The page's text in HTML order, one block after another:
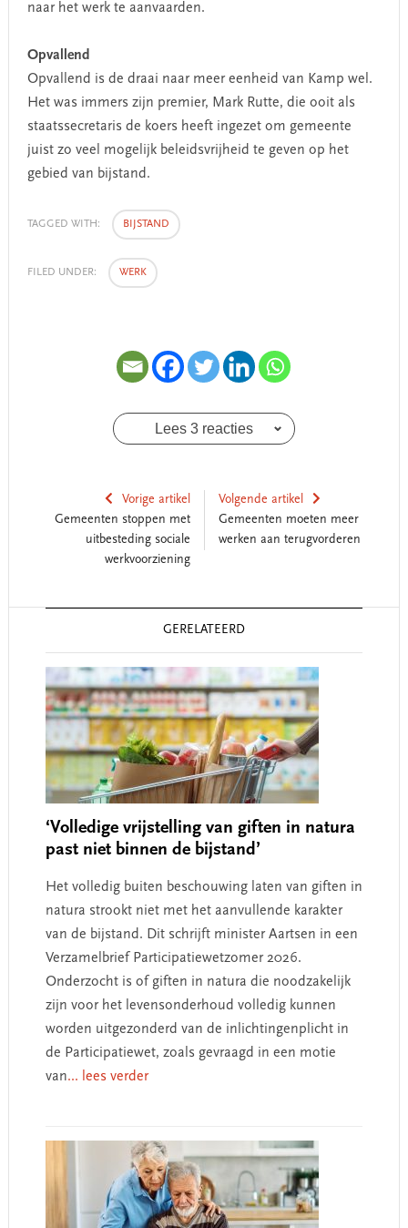
naar het werk te aanvaarden.
Opvallend
Opvallend is de draai naar meer eenheid van Kamp wel.
Het was immers zijn premier, Mark Rutte, die ooit als
staatssecretaris de koers heeft ingezet om gemeente
juist zo veel mogelijk beleidsvrijheid te geven op het
gebied van bijstand.
TAGGED WITH: BIJSTAND
FILED UNDER: WERK
Lees 3 reacties
Vorige artikel
Gemeenten stoppen met
uitbesteding sociale
werkvoorziening
Volgende artikel
Gemeenten moeten meer
werken aan terugvorderen
GERELATEERD
‘Volledige vrijstelling van giften in natura
past niet binnen de bijstand’
Het volledig buiten beschouwing laten van giften in
natura strookt niet met het aanvullende karakter
van de bijstand. Dit schrijft minister Aartsen in een
Verzamelbrief Participatiewetzomer 2026.
Onderzocht is of giften in natura die noodzakelijk
zijn voor het levensonderhoud volledig kunnen
worden uitgezonderd van de inlichtingenplicht in
de Participatiewet, zoals gevraagd in een motie
van... lees verder